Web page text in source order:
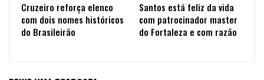
Cruzeiro reforça elenco
com dois nomes históricos
do Brasileirão
Santos está feliz da vida
com patrocinador master
do Fortaleza e com razão